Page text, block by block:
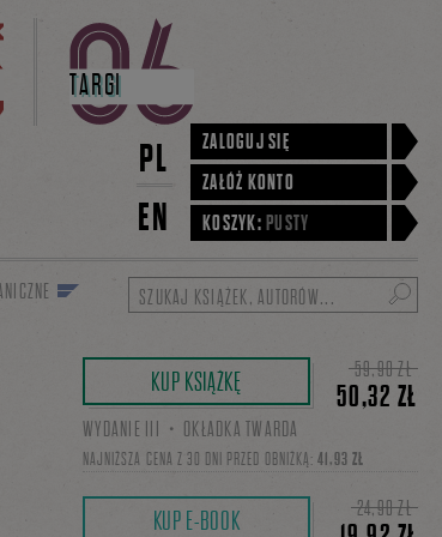
TARGI
PL
EN
ZALOGUJ SIĘ
ZAŁÓŻ KONTO
KOSZYK: PUSTY
KUP KSIĄŻKĘ 59,90 ZŁ
50,32 ZŁ
WYDANIE III・OKŁADKA TWARDA
NAJNIŻSZA CENA Z 30 DNI PRZED OBNIŻKĄ: 41,93 ZŁ
KUP E-BOOK 24,90 ZŁ